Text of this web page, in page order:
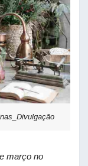
março no